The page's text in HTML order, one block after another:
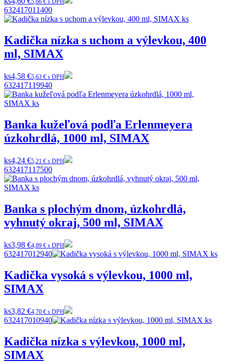
5,66 € s DPH
632417011400
Kadička nízka s uchom a výlevkou, 400
ml, SIMAX
ks4,58 €5,63 € s DPH
632417119940
Banka kužeľová podľa Erlenmeyera
úzkohrdlá, 1000 ml, SIMAX
ks4,24 €5,21 € s DPH
632417117500
Banka s plochým dnom, úzkohrdlá,
vyhnutý okraj, 500 ml, SIMAX
ks3,98 €4,89 € s DPH
632417012940
Kadička vysoká s výlevkou, 1000 ml,
SIMAX
ks3,82 €4,70 € s DPH
632417010940
Kadička nízka s výlevkou, 1000 ml,
SIMAX